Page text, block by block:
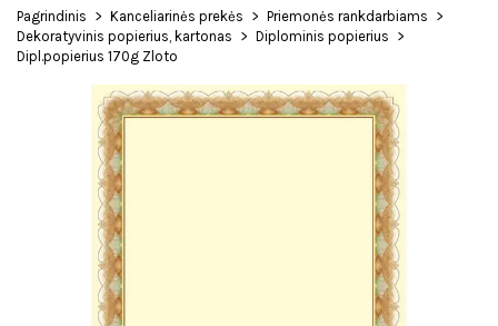
Pagrindinis Kanceliarinės prekės
Priemonės rankdarbiams
Dekoratyvinis popierius, kartonas
Diplominis popierius
Dipl.popierius 170g Zloto